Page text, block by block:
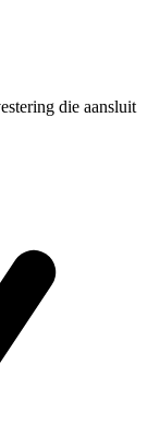
die aansluit